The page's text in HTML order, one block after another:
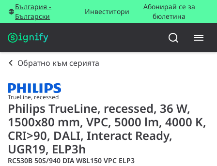
България -
Български
Инвеститори
Абонирай се за
бюлетина
Обратно към серията
TrueLine, recessed
Philips TrueLine, recessed, 36 W,
1500x80 mm, VPC, 5000 lm, 4000 K,
CRI>90, DALI, Interact Ready,
UGR19, ELP3h
RC530B 50S/940 DIA W8L150 VPC ELP3